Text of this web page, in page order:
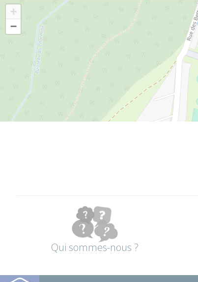
+
−
Qui sommes-nous ?